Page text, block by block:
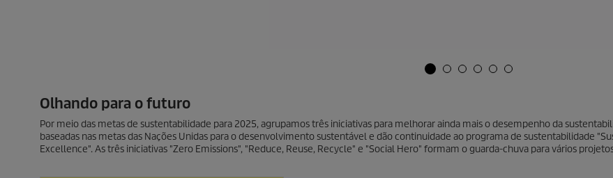
Olhando para o futuro
Por meio das metas de sustentabilidade para 2025, agrupamos três iniciativas para melhorar ainda mais o desempenho da
baseadas nas metas das Nações Unidas para o desenvolvimento sustentável e dão continuidade ao programa de sustentabilidade
Excellence". As três iniciativas "Zero Emissions", "Reduce, Reuse, Recycle" e "Social Hero" formam o guarda-chuva para vários